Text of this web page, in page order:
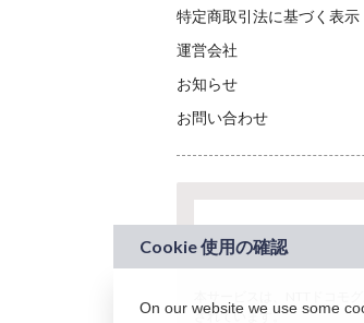
特定商取引法に基づく表示
運営会社
お知らせ
お問い合わせ
されています。
On our website we use some